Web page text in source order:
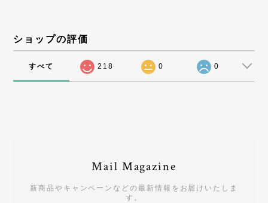
ショップの評価
すべて 218 0 0
Mail Magazine
新商品やキャンペーンなどの最新情報をお届けいたしま
す。